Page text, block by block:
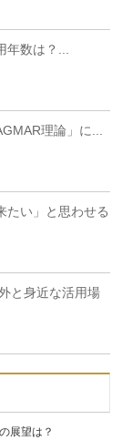
年数は？...
理論」に...
い」と思わせる
と身近な活用場
展望は？